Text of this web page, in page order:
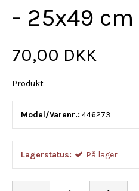
- 25x49 cm
70,00 DKK
Produkt
Model/Varenr.: 446273
Lagerstatus: På lager